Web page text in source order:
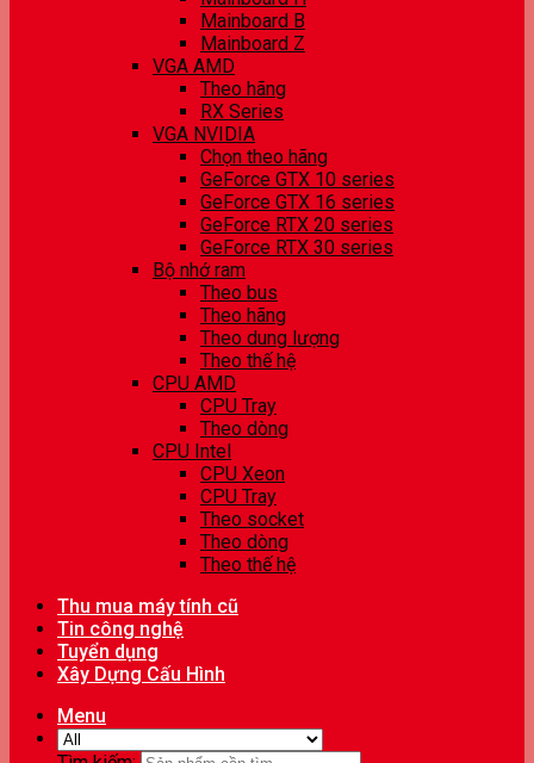
Mainboard B
Mainboard Z
VGA AMD
Theo hãng
RX Series
VGA NVIDIA
Chọn theo hãng
GeForce GTX 10 series
GeForce GTX 16 series
GeForce RTX 20 series
GeForce RTX 30 series
Bộ nhớ ram
Theo bus
Theo hãng
Theo dung lượng
Theo thế hệ
CPU AMD
CPU Tray
Theo dòng
CPU Intel
CPU Xeon
CPU Tray
Theo socket
Theo dòng
Theo thế hệ
Thu mua máy tính cũ
Tin công nghệ
Tuyển dụng
Xây Dựng Cấu Hình
Menu